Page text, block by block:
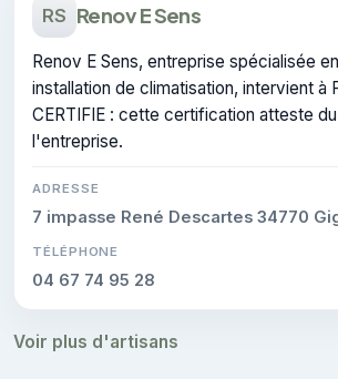
RS Renov E Sens
Renov E Sens, entreprise spécialisée
installation de climatisation, intervient à
CERTIFIE : cette certification atteste
l'entreprise.
ADRESSE
7 impasse René Descartes 34770
TÉLÉPHONE
04 67 74 95 28
Voir plus d'artisans